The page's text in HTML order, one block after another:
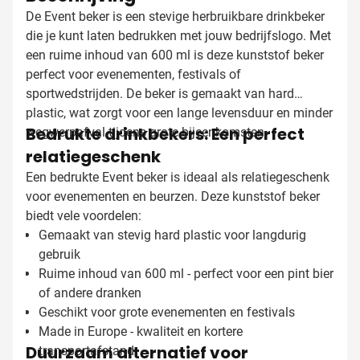
De Event beker is een stevige herbruikbare drinkbeker
die je kunt laten bedrukken met jouw bedrijfslogo. Met
een ruime inhoud van 600 ml is deze kunststof beker
perfect voor evenementen, festivals of
sportwedstrijden. De beker is gemaakt van hard
plastic, wat zorgt voor een lange levensduur en minder
wegwerpafval tijdens grote bijeenkomsten.
Bedrukte drinkbekers: Een perfect
relatiegeschenk
Een bedrukte Event beker is ideaal als relatiegeschenk
voor evenementen en beurzen. Deze kunststof beker
biedt vele voordelen:
Gemaakt van stevig hard plastic voor langdurig
gebruik
Ruime inhoud van 600 ml - perfect voor een pint bier
of andere dranken
Geschikt voor grote evenementen en festivals
Made in Europe - kwaliteit en kortere
transportafstand
Duurzaam alternatief voor